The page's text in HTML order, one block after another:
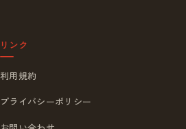
リンク
利用規約
プライバシーポリシー